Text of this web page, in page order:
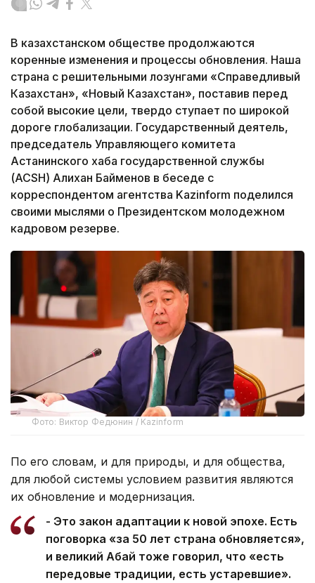
В казахстанском обществе продолжаются
коренные изменения и процессы обновления. Наша
страна с решительными лозунгами «Справедливый
Казахстан», «Новый Казахстан», поставив перед
собой высокие цели, твердо ступает по широкой
дороге глобализации. Государственный деятель,
председатель Управляющего комитета
Астанинского хаба государственной службы
(ACSH) Алихан Байменов в беседе с
корреспондентом агентства Kazinform поделился
своими мыслями о Президентском молодежном
кадровом резерве.
Фото: Виктор Федюнин / Kazinform
По его словам, и для природы, и для общества,
для любой системы условием развития являются
их обновление и модернизация.
- Это закон адаптации к новой эпохе. Есть
поговорка «за 50 лет страна обновляется»,
и великий Абай тоже говорил, что «есть
передовые традиции, есть устаревшие».